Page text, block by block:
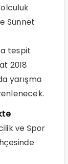
Sünnet
tespit
2018
yarışma
ve Spor